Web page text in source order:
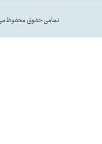
تمامی حقوق محفوظ